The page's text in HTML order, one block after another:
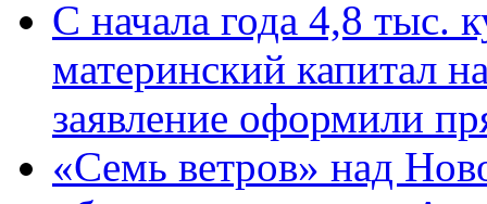
С начала года 4,8 тыс.
материнский капитал
заявление оформили
«Семь ветров» над